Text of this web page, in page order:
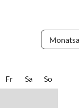
Fr Sa So